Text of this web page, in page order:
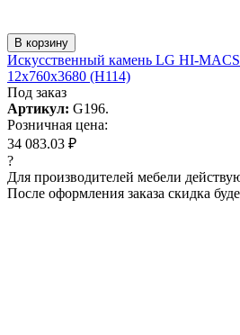
В корзину
Искусcтвенный камень LG HI-
12x760x3680 (H114)
Под заказ
Артикул: G196.
Розничная цена:
34 083.03 ₽
?
Для производителей мебели
После оформления заказа скидка